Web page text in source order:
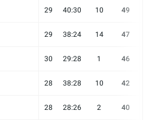
29 40:30 10 49
29 38:24 14 47
30 29:28 1 46
28 38:28 10 42
28 28:26 2 40